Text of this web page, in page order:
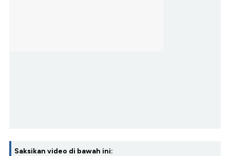
Saksikan video di bawah ini: